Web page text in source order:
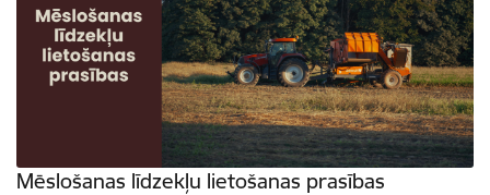
Mēslošanas līdzekļu lietošanas prasības